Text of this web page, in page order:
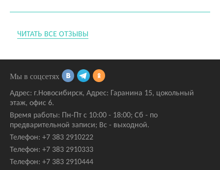
ЧИТАТЬ ВСЕ ОТЗЫВЫ
Адрес: г.Новосибирск, Адрес: Гаранина 15, цокольный
этаж, офис 6.
Время работы: Пн-Пт с 10:00 - 18:00; Сб - по
предварительной записи; Вс - выходной.
Телефон: +7 383 2910222
Телефон: +7 383 2910333
Телефон: +7 383 2910444
Мы в соцсетях